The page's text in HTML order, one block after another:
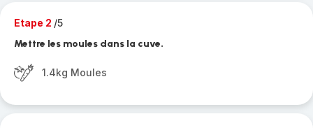
Etape 2 /5
Mettre les moules dans la cuve.
1.4kg Moules